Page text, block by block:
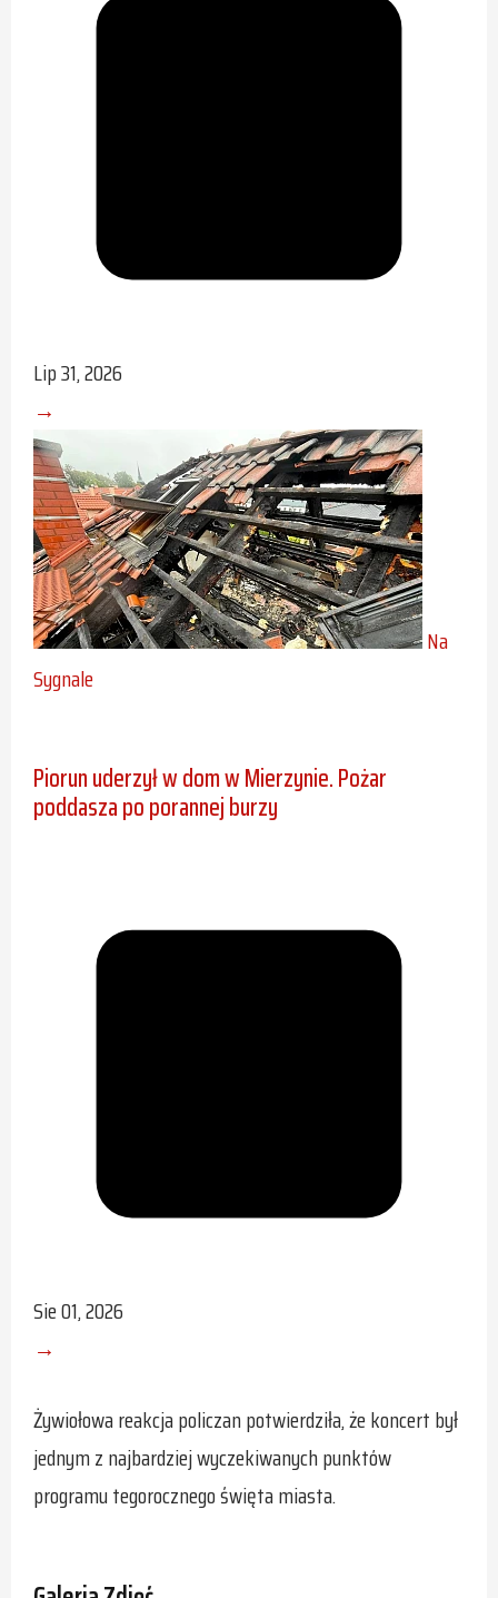
Lip 31, 2026
→
Na
Sygnale
Piorun uderzył w dom w Mierzynie. Pożar
poddasza po porannej burzy
Sie 01, 2026
→
Żywiołowa reakcja policzan potwierdziła, że koncert był
jednym z najbardziej wyczekiwanych punktów
programu tegorocznego święta miasta.